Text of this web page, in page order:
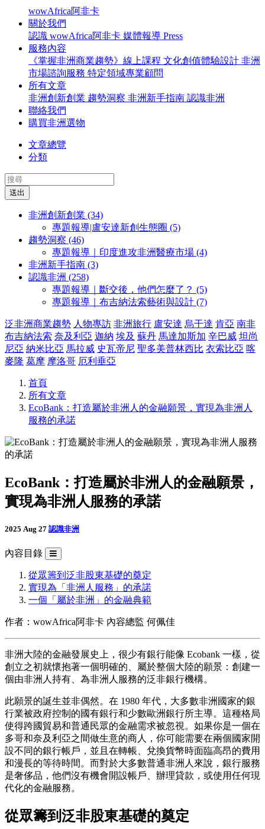
wowAfrica阿非卡
關於我們
認識 wowAfrica阿非卡 媒體報導 Press
服務內容
《掌握非洲商業趨勢》線上課程 文化創值體驗設計 非洲
市場諮詢服務 特定領域專業顧問
所有文章
非洲創新創業 趨勢洞察 非洲新手指南 認識非洲
聯絡我們
購買非洲選物
文章總覽
分類
送出
非洲創新創業 (34)
專題報導|盧安達新創生態圈 (5)
趨勢洞察 (46)
專題報導｜印度進攻非洲醫療市場 (4)
非洲新手指南 (3)
認識非洲 (258)
專題報導｜斷交後，他們怎麼了？ (5)
專題報導｜布吉納法索藝術與設計 (7)
泛非洲商業趨勢 人物專訪 非洲旅行 盧安達 烏干達 肯亞 南非
布吉納法索 奈及利亞 迦納 埃及 蘇丹 馬達加斯加 辛巴威 坦尚
尼亞 納米比亞 馬拉威 史瓦帝尼 聖多美普林西比 衣索比亞 喀
麥隆 葛摩 摩洛哥 厄利垂亞
首頁
所有文章
EcoBank：打造屬於非洲人的金融願景，實現為非洲人
服務的承諾
EcoBank：打造屬於非洲人的金融願景，
實現為非洲人服務的承諾
2025 Aug 27 認識非洲
內容目錄
從眾籌到泛非股東基礎的奠定
實現為「非洲人服務」的承諾
一個「屬於非洲」的金融典範
作者：wowAfrica阿非卡 內容總監 何佩佳
非洲大陸的金融發展史上，很少有銀行能像 Ecobank 一樣，從
創立之初就懷抱著一個明確的、屬於整個大陸的願景：創建一
個由非洲人持有、為非洲人服務的泛非銀行機構。
此願景的誕生並非偶然。在 1980 年代，大多數非洲國家的銀
行業被政府控制的國有銀行和少數歐洲銀行所主導。這種格局
使得跨國貿易和普通民眾的金融需求被忽視。如果你是一個在
多哥和奈及利亞之間做生意的商人，你可能需要在兩個國家開
設不同的銀行帳戶，並且在轉帳、兌換貨幣時面臨高昂的費用
和漫長的等待時間。而對於大多數普通非洲人來說，銀行服務
是奢侈品，他們沒有機會開設帳戶、辦理貸款，或使用任何現
代化的金融服務。
從眾籌到泛非股東基礎的奠定